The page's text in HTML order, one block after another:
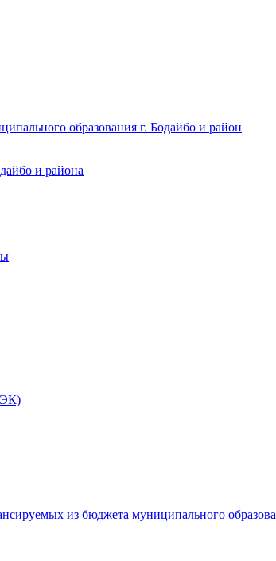
образования г. Бодайбо и район
и района
из бюджета муниципального образова